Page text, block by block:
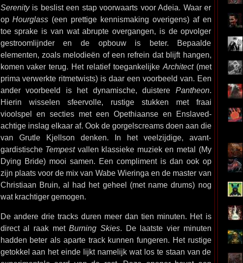
Serenityis beslist een stap voorwaarts voor Adeia. Waar er
opHourglass (een prettige kennismaking overigens) af en
toe sprake is van wat abrupte overgangen, is de opvolger
gestroomlijnder en de opbouw is beter. Bepaalde
elementen, zoals melodieën of een refrein dat blijft hangen,
komen vaker terug. Het relatief toegankelijke Architect(met
prima verwerkte ritmetwists) is daar een voorbeeld van. Een
ander voorbeeld is het dynamische, duistere Pantheon.
Hierin wisselen sfeervolle, rustige stukken met fraai
vioolspel en secties met een Opethiaanse en Enslaved-
achtige inslag elkaar af. Ook de gorgelscreams doen aan die
van Grutle Kjellson denken. In het veelzijdige, avant-
gardistische Tempestvallen klassieke muziek en metal (My
Dying Bride) mooi samen. Een compliment is dan ook op
zijn plaats voor de mix van Wabe Wieringa en de master van
Christiaan Bruin, al had het geheel (met name drums) nog
wat krachtiger gemogen.
De andere drie tracks duren meer dan tien minuten. Het is
direct al raak metBurning Skies. De laatste vier minuten
hadden beter als aparte track kunnen fungeren. Het rustige
getokkel aan het einde lijkt namelijk wat los te staan van de